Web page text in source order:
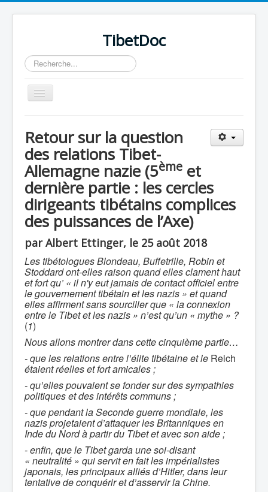
TibetDoc
Rechercher
Basculer
la
≡
Retour sur la question
des relations Tibet-
Allemagne nazie (5ème et
dernière partie : les cercles
dirigeants tibétains complices
des puissances de l’Axe)
par Albert Ettinger, le 25 août 2018
Les tibétologues Blondeau, Buffetrille, Robin et
Stoddard ont-elles raison quand elles clament haut
et fort qu’ « il n'y eut jamais de contact officiel entre
le gouvernement tibétain et les nazis » et quand
elles affirment sans sourciller que « la connexion
entre le Tibet et les nazis » n’est qu’un « mythe » ?
(1)
Nous allons montrer dans cette cinquième partie…
- que les relations entre l’élite tibétaine et le Reich
étaient réelles et fort amicales ;
- qu’elles pouvaient se fonder sur des sympathies
politiques et des intérêts communs ;
- que pendant la Seconde guerre mondiale, les
nazis projetaient d’attaquer les Britanniques en
Inde du Nord à partir du Tibet et avec son aide ;
- enfin, que le Tibet garda une soi-disant
« neutralité » qui servit en fait les impérialistes
japonais, les principaux alliés d’Hitler, dans leur
tentative de conquérir et d’asservir la Chine.